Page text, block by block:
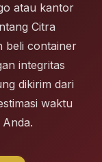
atau kantor
Citra
beli container
integritas
dikirim dari
waktu